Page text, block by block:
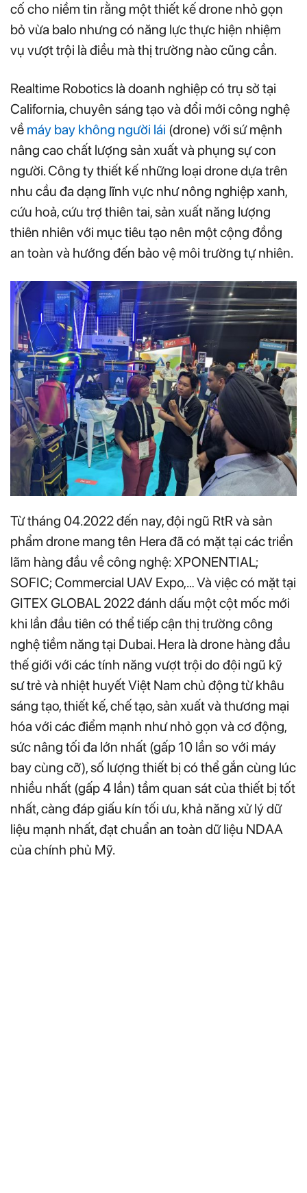
cố cho niềm tin rằng một thiết kế drone nhỏ gọn
bỏ vừa balo nhưng có năng lực thực hiện nhiệm
vụ vượt trội là điều mà thị trường nào cũng cần.
Realtime Robotics là doanh nghiệp có trụ sở tại
California, chuyên sáng tạo và đổi mới công nghệ
về máy bay không người lái (drone) với sứ mệnh
nâng cao chất lượng sản xuất và phụng sự con
người. Công ty thiết kế những loại drone dựa trên
nhu cầu đa dạng lĩnh vực như nông nghiệp xanh,
cứu hoả, cứu trợ thiên tai, sản xuất năng lượng
thiên nhiên với mục tiêu tạo nên một cộng đồng
an toàn và hướng đến bảo vệ môi trường tự nhiên.
Từ tháng 04.2022 đến nay, đội ngũ RtR và sản
phẩm drone mang tên Hera đã có mặt tại các triển
lãm hàng đầu về công nghệ: XPONENTIAL;
SOFIC; Commercial UAV Expo,… Và việc có mặt tại
GITEX GLOBAL 2022 đánh dấu một cột mốc mới
khi lần đầu tiên có thể tiếp cận thị trường công
nghệ tiềm năng tại Dubai. Hera là drone hàng đầu
thế giới với các tính năng vượt trội do đội ngũ kỹ
sư trẻ và nhiệt huyết Việt Nam chủ động từ khâu
sáng tạo, thiết kế, chế tạo, sản xuất và thương mại
hóa với các điểm mạnh như nhỏ gọn và cơ động,
sức nâng tối đa lớn nhất (gấp 10 lần so với máy
bay cùng cỡ), số lượng thiết bị có thể gắn cùng lúc
nhiều nhất (gấp 4 lần) tầm quan sát của thiết bị tốt
nhất, càng đáp giấu kín tối ưu, khả năng xử lý dữ
liệu mạnh nhất, đạt chuẩn an toàn dữ liệu NDAA
của chính phủ Mỹ.